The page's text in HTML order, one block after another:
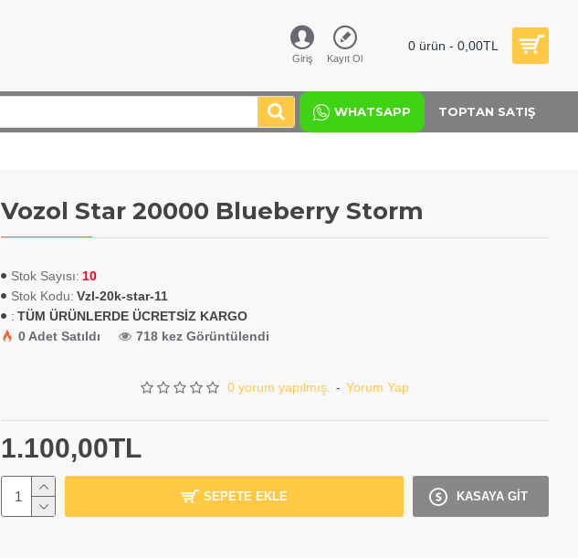
Giriş Kayıt Ol
0 ürün - 0,00TL
WHATSAPP TOPTAN SATIŞ
Vozol Star 20000 Blueberry Storm
Stok Sayısı: 10
Stok Kodu: Vzl-20k-star-11
: TÜM ÜRÜNLERDE ÜCRETSİZ KARGO
0 Adet Satıldı
718 kez Görüntülendi
0 yorum yapılmış. - Yorum Yap
1.100,00TL
SEPETE EKLE KASAYA GİT